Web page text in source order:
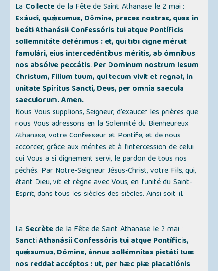
La Collectede la Fête de Saint Athanase le 2 mai :
Exáudi, quǽsumus, Dómine, preces nostras, quas in
beáti Athanásii Confessóris tui atque Pontíficis
sollemnitáte deférimus : et, qui tibi digne méruit
famulári, eius intercedéntibus méritis, ab ómnibus
nos absólve peccátis. Per Dominum nostrum Iesum
Christum, Filium tuum, qui tecum vivit et regnat, in
unitate Spiritus Sancti, Deus, per omnia saecula
saeculorum. Amen.
Nous Vous supplions, Seigneur, d’exaucer les prières que
nous Vous adressons en la Solennité du Bienheureux
Athanase, votre Confesseur et Pontife, et de nous
accorder, grâce aux mérites et à l’intercession de celui
qui Vous a si dignement servi, le pardon de tous nos
péchés. Par Notre-Seigneur Jésus-Christ, votre Fils, qui,
étant Dieu, vit et règne avec Vous, en l’unité du Saint-
Esprit, dans tous les siècles des siècles. Ainsi soit-il.
La Secrètede la Fête de Saint Athanase le 2 mai :
Sancti Athanásii Confessóris tui atque Pontíficis,
quǽsumus, Dómine, ánnua sollémnitas pietáti tuæ
nos reddat accéptos : ut, per hæc piæ placatiónis